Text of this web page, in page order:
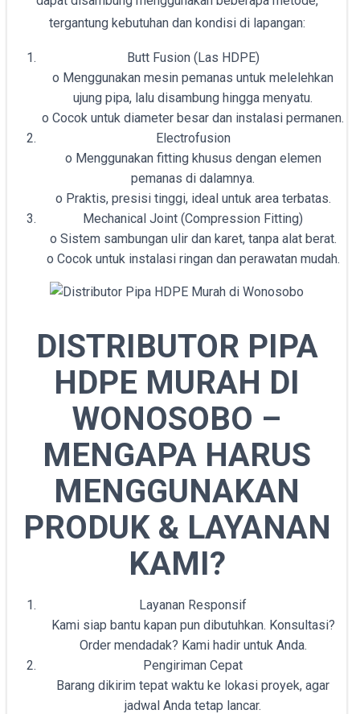
tergantung kebutuhan dan kondisi di lapangan:
Butt Fusion (Las HDPE)
o Menggunakan mesin pemanas untuk melelehkan
ujung pipa, lalu disambung hingga menyatu.
o Cocok untuk diameter besar dan instalasi permanen.
Electrofusion
o Menggunakan fitting khusus dengan elemen
pemanas di dalamnya.
o Praktis, presisi tinggi, ideal untuk area terbatas.
Mechanical Joint (Compression Fitting)
o Sistem sambungan ulir dan karet, tanpa alat berat.
o Cocok untuk instalasi ringan dan perawatan mudah.
DISTRIBUTOR PIPA
HDPE MURAH DI
WONOSOBO –
MENGAPA HARUS
MENGGUNAKAN
PRODUK & LAYANAN
KAMI?
Layanan Responsif
Kami siap bantu kapan pun dibutuhkan. Konsultasi?
Order mendadak? Kami hadir untuk Anda.
Pengiriman Cepat
Barang dikirim tepat waktu ke lokasi proyek, agar
jadwal Anda tetap lancar.